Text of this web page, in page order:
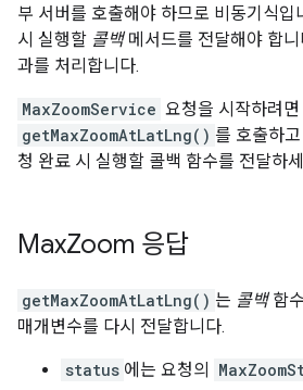
부 서버를 호출해야 하므로 비동기식입
시 실행할 콜백메서드를 전달해야 합니
과를 처리합니다.
MaxZoomService 요청을 시작하려면
getMaxZoomAtLatLng() 를 호출하고
청 완료 시 실행할 콜백 함수를 전달하
MaxZoom 응답
getMaxZoomAtLatLng() 는 콜백함
매개변수를 다시 전달합니다.
status 에는 요청의